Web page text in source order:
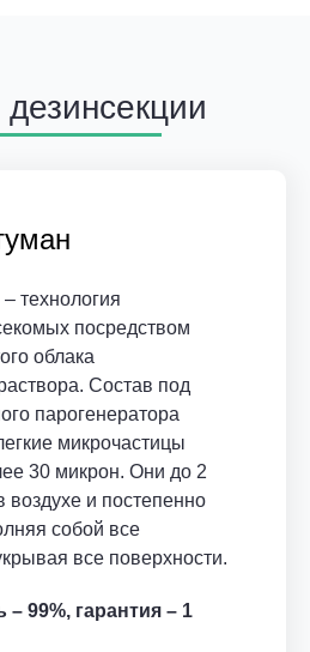
технология
посредством
облака
Состав под
парогенератора
микрочастицы
30 микрон. Они до 2
воздухе и постепенно
собой все
все поверхности.
99%, гарантия – 1